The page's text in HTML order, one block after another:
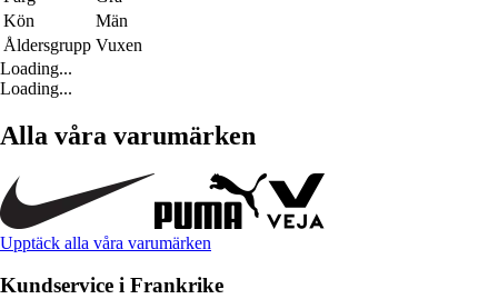
Kön
Män
Åldersgrupp Vuxen
Loading...
Loading...
Alla våra varumärken
Upptäck alla våra varumärken
Kundservice i Frankrike